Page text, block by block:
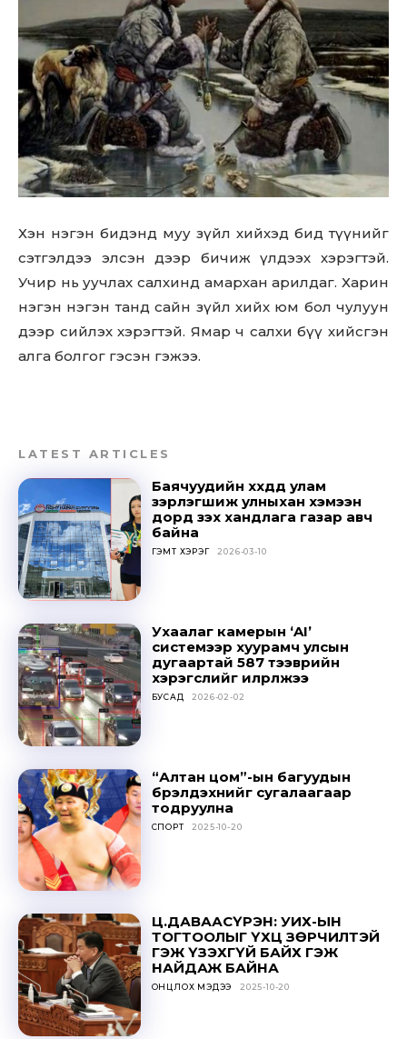
Don't miss
out!
Sing up for our newsletter
to stay in the loop.
Хэн нэгэн бидэнд муу зүйл хийхэд бид түүнийг
сэтгэлдээ элсэн дээр бичиж үлдээх хэрэгтэй.
Учир нь уучлах салхинд амархан арилдаг. Харин
нэгэн нэгэн танд сайн зүйл хийх юм бол чулуун
дээр сийлэх хэрэгтэй. Ямар ч салхи бүү хийсгэн
алга болгог гэсэн гэжээ.
LATEST ARTICLES
Баячуудийн хүүхдүүд улам
зэрлэгшиж улныхан хэмээн
дорд үзэх хандлага газар авч
байна
ГЭМТ ХЭРЭГ 2026-03-10
Ухаалаг камерын ‘AI’
системээр хуурамч улсын
дугаартай 587 тээврийн
хэрэгслийг илрүүлжээ
БУСАД 2026-02-02
“Алтан цом”-ын багуудын
бүрэлдэхүүнийг сугалаагаар
тодруулна
СПОРТ 2025-10-20
Ц.ДАВААСҮРЭН: УИХ-ЫН
ТОГТООЛЫГ ҮХЦ ЗӨРЧИЛТЭЙ
ГЭЖ ҮЗЭХГҮЙ БАЙХ ГЭЖ
НАЙДАЖ БАЙНА
ОНЦЛОХ МЭДЭЭ 2025-10-20